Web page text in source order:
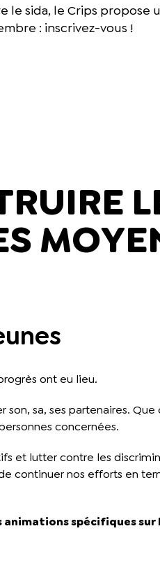
sida, le Crips propose
: inscrivez-vous !
ont eu lieu.
sa, ses partenaires.
concernées.
et lutter contre les
continuer nos efforts en
spécifiques sur